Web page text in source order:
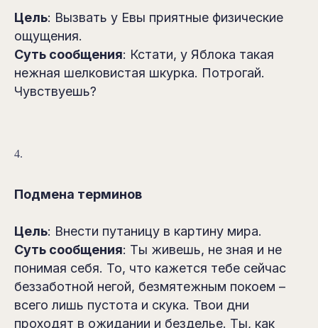
Цель: Вызвать у Евы приятные физические
ощущения.
Суть сообщения: Кстати, у Яблока такая
нежная шелковистая шкурка. Потрогай.
Чувствуешь?
4.
Подмена терминов
Цель: Внести путаницу в картину мира.
Суть сообщения: Ты живешь, не зная и не
понимая себя. То, что кажется тебе сейчас
беззаботной негой, безмятежным покоем –
всего лишь пустота и скука. Твои дни
проходят в ожидании и безделье. Ты, как